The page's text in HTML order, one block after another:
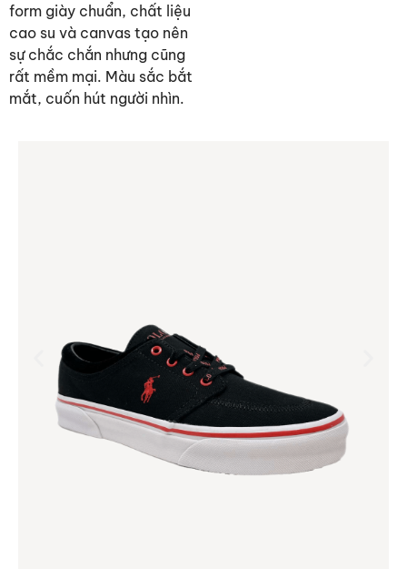
form giày chuẩn, chất liệu
cao su và canvas tạo nên
sự chắc chắn nhưng cũng
rất mềm mại. Màu sắc bắt
mắt, cuốn hút người nhìn.